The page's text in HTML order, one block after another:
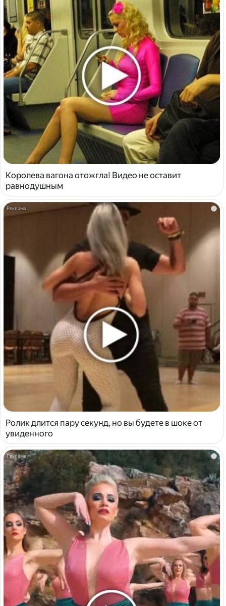
Королева вагона отожгла! Видео не оставит
равнодушным
i
Ролик длится пару секунд, но вы будете в шоке от
увиденного
i